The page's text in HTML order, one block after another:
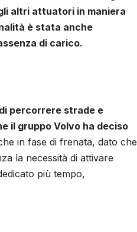
altri attuatori in maniera
è stata anche
di carico.
percorrere strade e
il gruppo Volvo ha deciso
in fase di frenata, dato che
la necessità di attivare
più tempo,